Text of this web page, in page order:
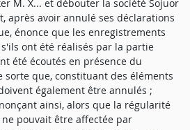
M. X... et débouter la société Sojuor
après avoir annulé ses déclarations
énonce que les enregistrements
ont été réalisés par la partie
été écoutés en présence du
sorte que, constituant des éléments
également être annulés ;
ainsi, alors que la régularité
pouvait être affectée par